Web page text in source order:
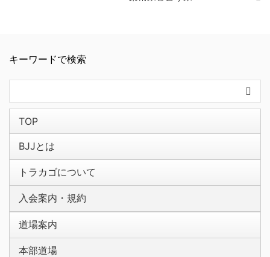
キーワードで検索
TOP
BJJとは
トラカゴについて
入会案内・規約
道場案内
本部道場